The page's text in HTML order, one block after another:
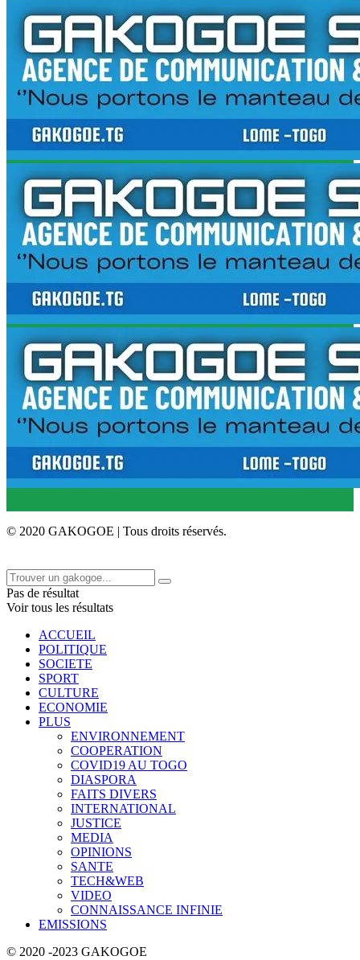
© 2020 GAKOGOE | Tous droits réservés.
Pas de résultat
Voir tous les résultats
ACCUEIL
POLITIQUE
SOCIETE
SPORT
CULTURE
ECONOMIE
PLUS
ENVIRONNEMENT
COOPERATION
COVID19 AU TOGO
DIASPORA
FAITS DIVERS
INTERNATIONAL
JUSTICE
MEDIA
OPINIONS
SANTE
TECH&WEB
VIDEO
CONNAISSANCE INFINIE
EMISSIONS
© 2020 -2023 GAKOGOE